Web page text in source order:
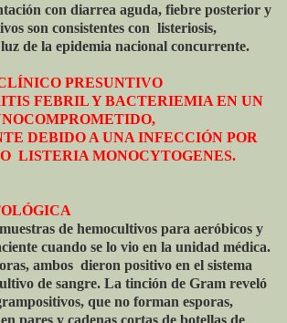
con diarrea aguda, fiebre posterior y
son consistentes con listeriosis,
de la epidemia nacional concurrente.
PRESUNTIVO
FEBRIL Y BACTERIEMIA EN UN
DEBIDO A UNA INFECCIÓN POR
O LISTERIA MONOCYTOGENES.
de hemocultivos para aeróbicos y
cuando se lo vio en la unidad médica.
ambos dieron positivo en el sistema
de sangre. La tinción de Gram reveló
que no forman esporas,
pares y cadenas cortas de botellas de